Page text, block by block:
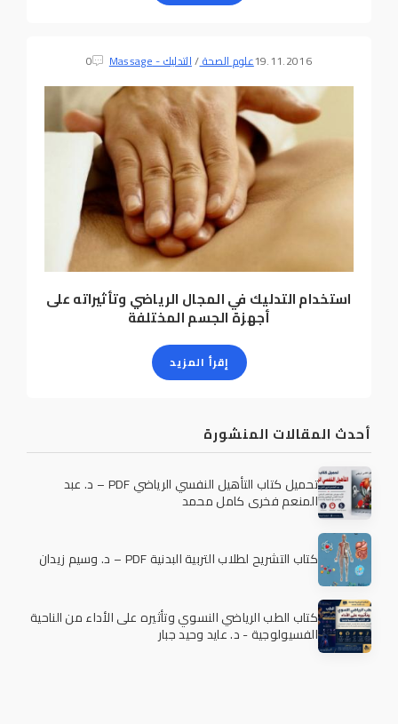
19.11.2016علوم الصحة/التدليك - Massage 0
استخدام التدليك في المجال الرياضي وتأثيراته على
أجهزة الجسم المختلفة
إقرأ المزيد
أحدث المقالات المنشورة
تحميل كتاب التأهيل النفسي الرياضي PDF – د. عبد
المنعم فخري كامل محمد
كتاب التشريح لطلاب التربية البدنية PDF – د. وسيم زيدان
كتاب الطب الرياضي النسوي وتأثيره على الأداء من الناحية
الفسيولوجية - د. عايد وحيد جبار